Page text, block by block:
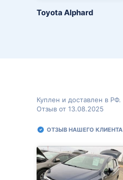
Toyota Alphard
Куплен и доставлен в РФ.
Отзыв от 13.08.2025
ОТЗЫВ НАШЕГО КЛИЕНТА